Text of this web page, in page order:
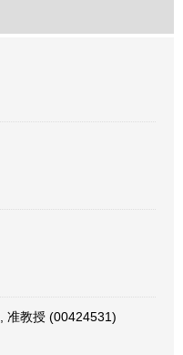
准教授 (00424531)